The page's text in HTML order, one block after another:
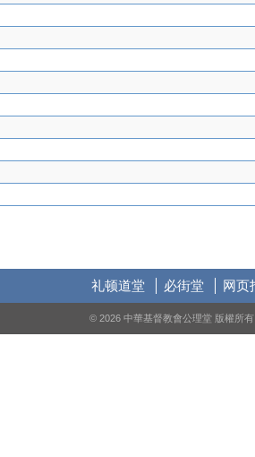
礼顿道堂 必街堂 网页
© 2026 中華基督教會公理堂 版權所